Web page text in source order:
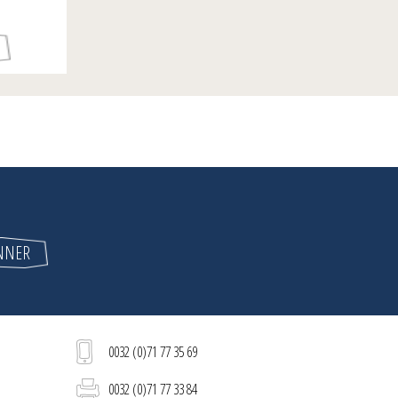
0032 (0)71 77 35 69
0032 (0)71 77 33 84